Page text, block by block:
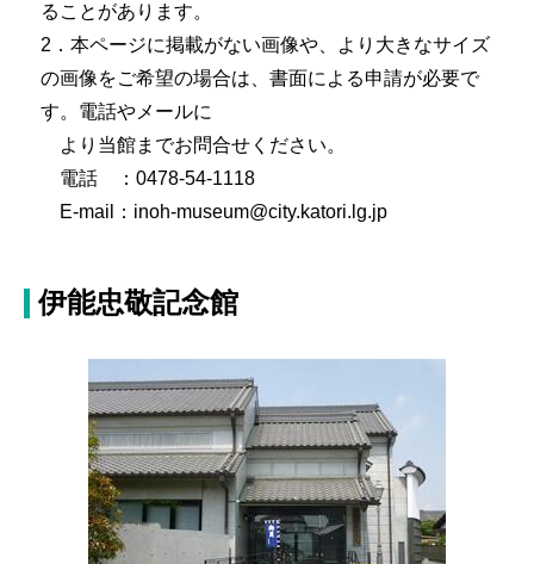
ることがあります。
2．本ページに掲載がない画像や、より大きなサイズ
の画像をご希望の場合は、書面による申請が必要で
す。電話やメールに
より当館までお問合せください。
電話 ：0478-54-1118
E-mail：inoh-museum@city.katori.lg.jp
伊能忠敬記念館